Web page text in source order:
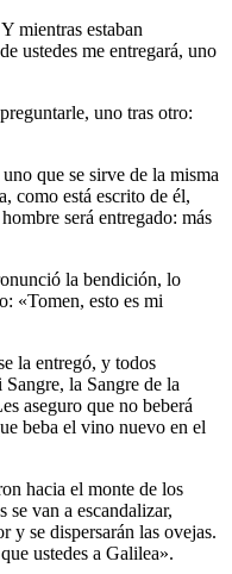
mientras estaban
ustedes me entregará, uno
uno tras otro:
que se sirve de la misma
como está escrito de él,
será entregado: más
la bendición, lo
«Tomen, esto es mi
la entregó, y todos
la Sangre de la
aseguro que no beberá
beba el vino nuevo en el
hacia el monte de los
se van a escandalizar,
y se dispersarán las ovejas.
ustedes a Galilea».